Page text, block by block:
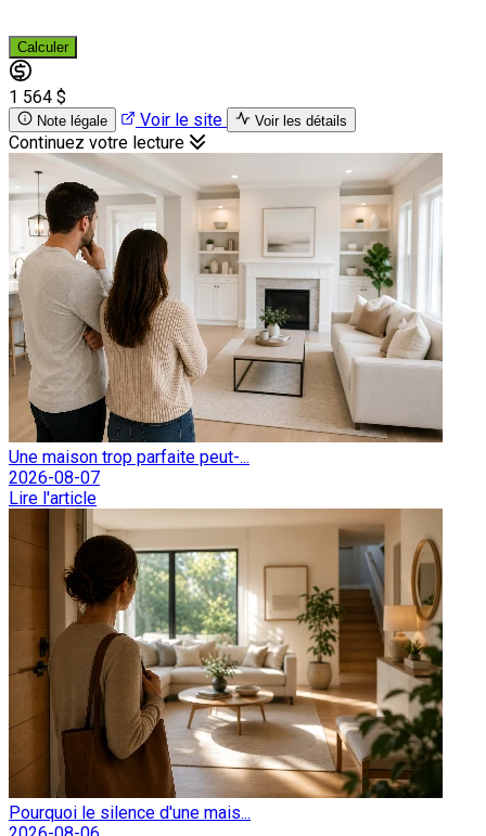
Calculer
1 564 $
Note légale Voir le site Voir les détails
Continuez votre lecture
Une maison trop parfaite peut-...
2026-08-07
Lire l'article
Pourquoi le silence d'une mais...